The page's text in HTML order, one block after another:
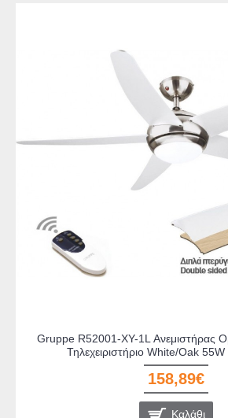
Gruppe R52001-XY-1L Ανεμιστήρας
Τηλεχειριστήριο White/Oak
158,89€
Καλάθι